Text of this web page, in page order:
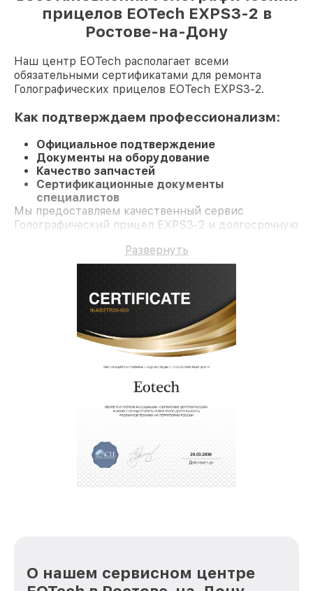
прицелов EOTech EXPS3-2 в
Ростове-на-Дону
Наш центр EOTech располагает всеми
обязательными сертификатами для ремонта
Голографических прицелов EOTech EXPS3-2.
Как подтверждаем профессионализм:
Официальное подтверждение
Документы на оборудование
Качество запчастей
Сертификационные документы
специалистов
Мы предоставляем качественный сервис
Голографический прицел EXPS3-2 и долгосрочную
Развернуть
О нашем сервисном центре